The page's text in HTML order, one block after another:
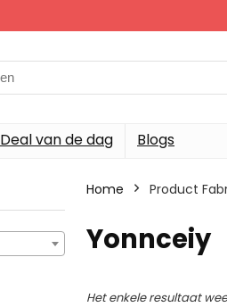
Deal van de dag Blogs
Home Product
‎Yonnceiy
Het enkele resultaat